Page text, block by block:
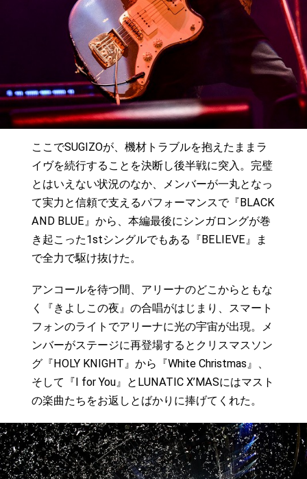
ここでSUGIZOが、機材トラブルを抱えたままラ
イヴを続行することを決断し後半戦に突入。完璧
とはいえない状況のなか、メンバーが一丸となっ
て実力と信頼で支えるパフォーマンスで『BLACK
AND BLUE』から、本編最後にシンガロングが巻
き起こった1stシングルでもある『BELIEVE』ま
で全力で駆け抜けた。
アンコールを待つ間、アリーナのどこからともな
く『きよしこの夜』の合唱がはじまり、スマート
フォンのライトでアリーナに光の宇宙が出現。メ
ンバーがステージに再登場するとクリスマスソン
グ『HOLY KNIGHT』から『White Christmas』、
そして『I for You』とLUNATIC X’MASにはマスト
の楽曲たちをお返しとばかりに捧げてくれた。